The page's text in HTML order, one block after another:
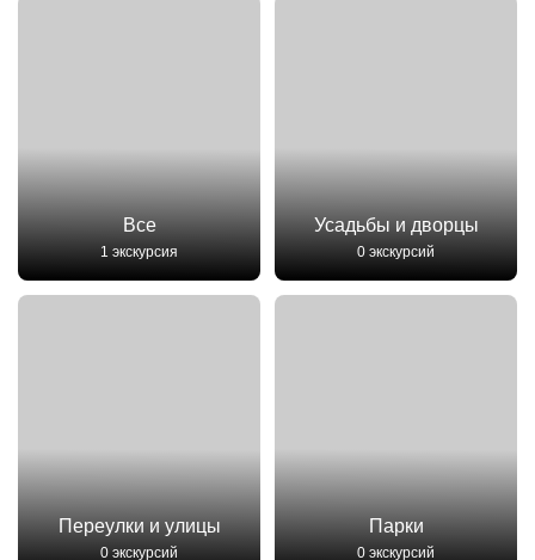
Все
1 экскурсия
Усадьбы и дворцы
0 экскурсий
Переулки и улицы
0 экскурсий
Парки
0 экскурсий